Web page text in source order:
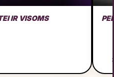
IR VISOMS